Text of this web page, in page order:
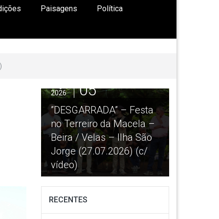
Paisagens Política
– Festa
Terreiro da Macela –
/ Velas – Ilha São
(27.07.2026) (c/
2026
04
“Procissão em honra
Nª Srª das Neves” –
Norte Grande – Ilha de
São Jorge
(c/ vídeo)
RECENTES